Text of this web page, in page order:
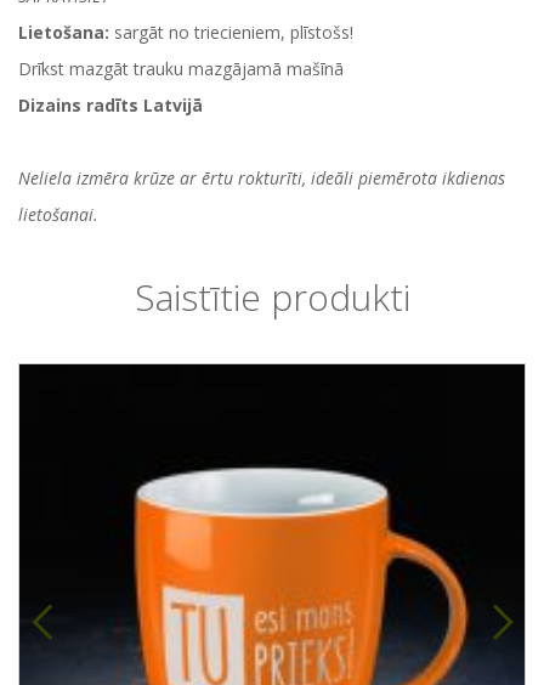
Lietošana: sargāt no triecieniem, plīstošs!
Drīkst mazgāt trauku mazgājamā mašīnā
Dizains radīts Latvijā
Neliela izmēra krūze ar ērtu rokturīti, ideāli piemērota ikdienas
lietošanai.
Saistītie produkti